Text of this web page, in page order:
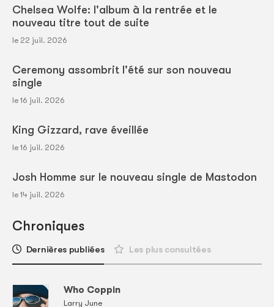
Chelsea Wolfe: l'album à la rentrée et le
nouveau titre tout de suite
le 22 juil. 2026
Ceremony assombrit l'été sur son nouveau
single
le 16 juil. 2026
King Gizzard, rave éveillée
le 16 juil. 2026
Josh Homme sur le nouveau single de Mastodon
le 14 juil. 2026
Chroniques
Dernières publiées Les plus consultées
Who Coppin
Larry June